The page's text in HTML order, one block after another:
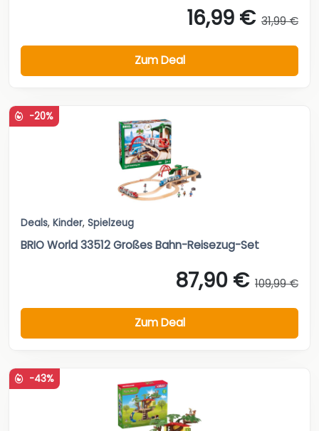
16,99 € 31,99 €
Zum Deal
-20%
Deals, Kinder, Spielzeug
BRIO World 33512 Großes Bahn-Reisezug-Set
87,90 € 109,99 €
Zum Deal
-43%